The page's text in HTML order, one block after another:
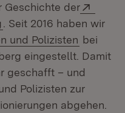
Geschichte der
(Öffnet in neuem
. Seit 2016 haben wir
und Polizisten bei
eingestellt. Damit
geschafft – und
Polizisten zur
abgehen.